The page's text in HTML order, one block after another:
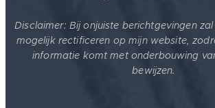
Disclaimer: Bij onjuiste berichtgevingen
mogelijk rectificeren op mijn website,
informatie komt met onderbouwing
bewijzen.